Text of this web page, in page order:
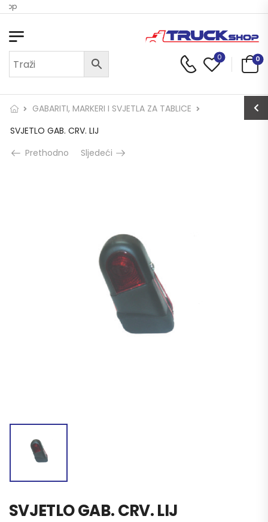
0 0
GABARITI, MARKERI I SVJETLA ZA TABLICE
SVJETLO GAB. CRV. LIJ
Prethodno
Sljedeći
SVJETLO GAB. CRV. LIJ